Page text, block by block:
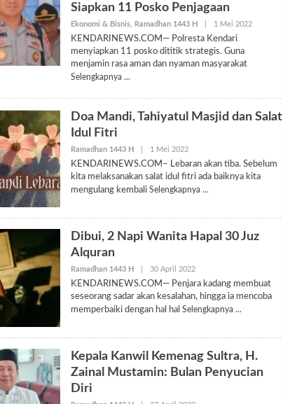
Siapkan 11 Posko Penjagaan
Ekonomi & Bisnis, Ramadhan 1443 H 1 Mei 2022Oleh
KENDARINEWS.COM— Polresta Kendari
menyiapkan 11 posko dititik strategis. Guna
menjamin rasa aman dan nyaman masyarakat
Selengkapnya
Doa Mandi, Tahiyatul Masjid dan Salat
Idul Fitri
Ramadhan 1443 H 1 Mei 2022Oleh
KENDARINEWS.COM– Lebaran akan tiba. Sebelum
kita melaksanakan salat idul fitri ada baiknya kita
mengulang kembali Selengkapnya
Dibui, 2 Napi Wanita Hapal 30 Juz
Alquran
Ramadhan 1443 H 30 April 2022Oleh
KENDARINEWS.COM— Penjara kadang membuat
seseorang sadar akan kesalahan, hingga ia mencoba
memperbaiki dengan hal hal Selengkapnya
Kepala Kanwil Kemenag Sultra, H.
Zainal Mustamin: Bulan Penyucian
Diri